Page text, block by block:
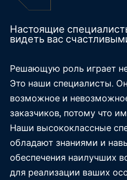
Настоящие
видеть вас
Решающую роль играет
Это наши специалисты.
возможное и
заказчиков, потому что
Наши высококлассные
обладают знаниями и
обеспечения наилучших
для реализации ваших